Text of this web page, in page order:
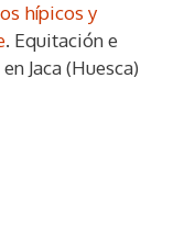
hípicos y
. Equitación e
Jaca (Huesca)